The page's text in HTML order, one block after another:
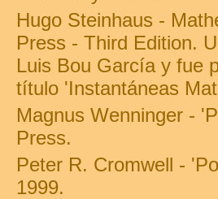
Hugo Steinhaus -
Press - Third Edition.
Luis Bou García y fue
título 'Instantáneas
Magnus Wenninger -
Press.
Peter R. Cromwell -
1999.